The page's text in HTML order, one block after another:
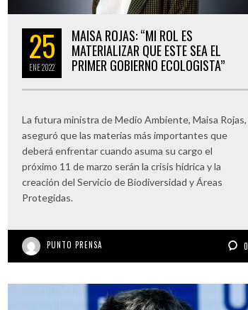
25
ENE2022
MAISA ROJAS: “MI ROL ES
MATERIALIZAR QUE ESTE SEA EL
PRIMER GOBIERNO ECOLOGISTA”
La futura ministra de Medio Ambiente, Maisa Rojas,
aseguró que las materias más importantes que
deberá enfrentar cuando asuma su cargo el
próximo 11 de marzo serán la crisis hídrica y la
creación del Servicio de Biodiversidad y Áreas
Protegidas.
PUNTO PRENSA 0